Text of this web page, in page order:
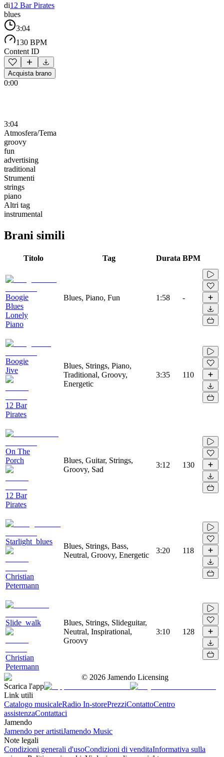
di12 Bar Pirates
blues
3:04
130 BPM
Content ID
Acquista brano
0:00
3:04
Atmosfera/Tema
groovy
fun
advertising
traditional
Strumenti
strings
piano
Altri tag
instrumental
Brani simili
Titolo Tag Durata BPM
Boogie
Blues
Lonely
Piano
Blues, Piano, Fun 1:58 -
Boogie
Jive
12 Bar
Pirates
Blues, Strings, Piano,
Traditional, Groovy,
Energetic
3:35 110
On The
Porch
12 Bar
Pirates
Blues, Guitar, Strings,
Groovy, Sad
3:12 130
Starlight_blues
Christian
Petermann
Blues, Strings, Bass,
Neutral, Groovy, Energetic
3:20 118
Slide_walk
Christian
Petermann
Blues, Strings, Slideguitar,
Neutral, Inspirational,
Groovy
3:10 128
© 2026 Jamendo Licensing
Scarica l'app
Link utili
Catalogo musicaleRadio In-storePrezziContattoCentro
assistenzaContattaci
Jamendo
Jamendo per artistiJamendo Music
Note legali
Condizioni generali d'usoCondizioni di venditaInformativa sulla